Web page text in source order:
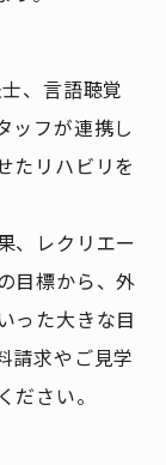
、言語聴覚
ッフが連携し
たリハビリを
、レクリエー
目標から、外
った大きな目
請求やご見学
ださい。